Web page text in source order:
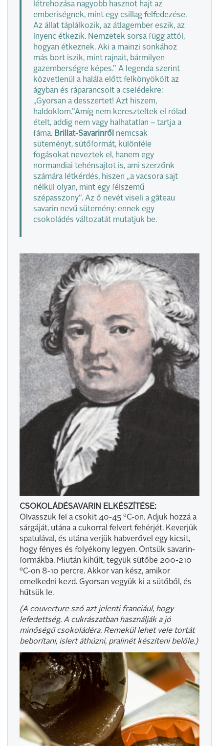
létrehozása nagyobb hasznot hajt az
emberiségnek, mint egy csillag felfedezése.
Az állat táplálkozik, az átlagember eszik, az
ínyenc étkezik. Nemzetek sorsa függ attól,
hogyan étkeznek. Aki a mainzi sonkához
más bort iszik, mint rajnait, bármilyen
gazemberségre képes.” A legenda szerint
közvetlenül a halála előtt felkönyökölt az
ágyban és ráparancsolt a cselédekre:
„Gyorsan a desszertet! Azt hiszem,
haldoklom.”Amíg nem kereszteltek el rólad
ételt, addig nem vagy halhatatlan – tartja a
fáma. Brillat-Savarinről nemcsak
süteményt, sütőformát, különféle
fogásokat neveztek el, hanem egy
normandiai tehénsajtot is, ami szerzőnk
számára létkérdés, hiszen „a vacsora sajt
nélkül olyan, mint egy félszemű
szépasszony”. Az ő nevét viseli a gâteau
savarin nevű sütemény: ennek egy
csokoládés változatát mutatjuk be.
CSOKOLÁDÉSAVARIN ELKÉSZÍTÉSE:
Olvasszuk fel a csokit 40-45 ºC-on. Adjuk hozzá a
sárgáját, utána a cukorral felvert fehérjét. Keverjük
spatulával, és utána verjük habverővel egy kicsit,
hogy fényes és folyékony legyen. Öntsük savarin-
formákba. Miután kihűlt, tegyük sütőbe 200-210
ºC-on 8-10 percre. Akkor van kész, amikor
emelkedni kezd. Gyorsan vegyük ki a sütőből, és
hűtsük le.
(A couverture szó azt jelenti franciául, hogy
lefedettség. A cukrászatban használják a jó
minőségű csokoládéra. Remekül lehet vele tortát
beborítani, islert áthúzni, pralinét készíteni belőle.)